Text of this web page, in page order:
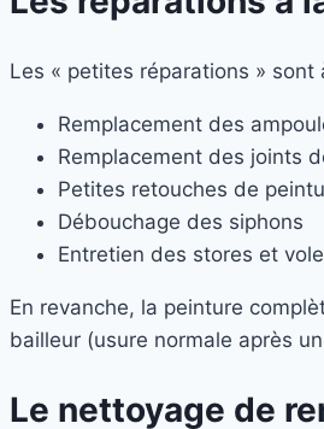
Les « petites réparations » sont
Remplacement des
Remplacement des joints
Petites retouches de
Débouchage des siphons
Entretien des stores et
En revanche, la peinture
bailleur (usure normale après
Le nettoyage de